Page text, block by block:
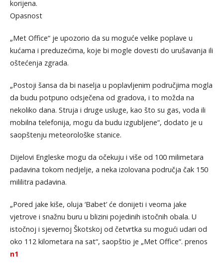
korijena.
Opasnost
„Met Office“ je upozorio da su moguće velike poplave u
kućama i preduzećima, koje bi mogle dovesti do urušavanja ili
oštećenja zgrada.
„Postoji šansa da bi naselja u poplavljenim područjima mogla
da budu potpuno odsječena od gradova, i to možda na
nekoliko dana. Struja i druge usluge, kao što su gas, voda ili
mobilna telefonija, mogu da budu izgubljene“, dodato je u
saopštenju meteorološke stanice.
Dijelovi Engleske mogu da očekuju i više od 100 milimetara
padavina tokom nedjelje, a neka izolovana područja čak 150
mililitra padavina.
„Pored jake kiše, oluja ‘Babet’ će donijeti i veoma jake
vjetrove i snažnu buru u blizini pojedinih istočnih obala. U
istočnoj i sjevernoj Škotskoj od četvrtka su mogući udari od
oko 112 kilometara na sat“, saopštio je „Met Office“. prenos
n1